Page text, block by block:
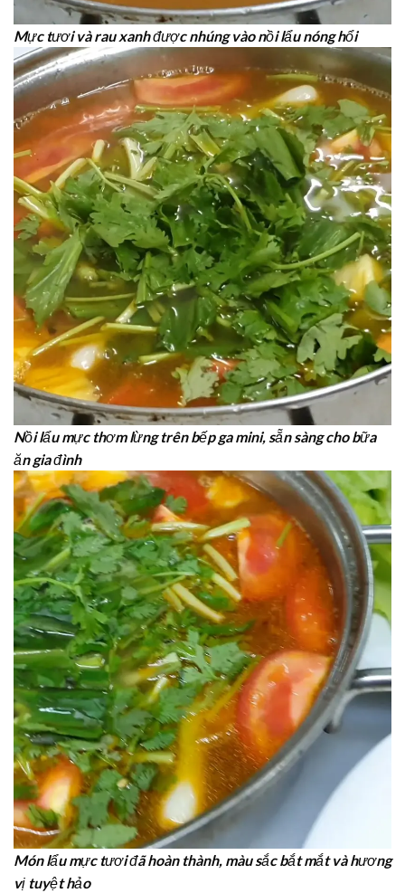
Mực tươi và rau xanh được nhúng vào nồi lẩu nóng hổi
Nồi lẩu mực thơm lừng trên bếp ga mini, sẵn sàng cho bữa
ăn gia đình
Món lẩu mực tươi đã hoàn thành, màu sắc bắt mắt và hương
vị tuyệt hảo